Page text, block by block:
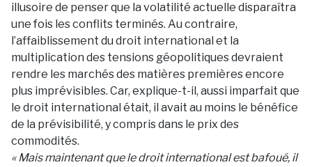
illusoire de penser que la volatilité actuelle disparaîtra
une fois les conflits terminés. Au contraire,
l’affaiblissement du droit international et la
multiplication des tensions géopolitiques devraient
rendre les marchés des matières premières encore
plus imprévisibles. Car, explique-t-il, aussi imparfait que
le droit international était, il avait au moins le bénéfice
de la prévisibilité, y compris dans le prix des
commodités.
« Mais maintenant que le droit international est bafoué, il